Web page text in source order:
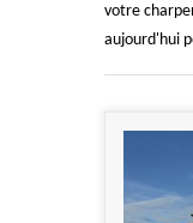
votre
aujourd'hui